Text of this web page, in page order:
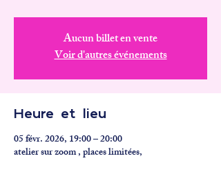
Aucun billet en vente
Voir d'autres événements
Heure et lieu
05 févr. 2026, 19:00 – 20:00
atelier sur zoom , places limitées,